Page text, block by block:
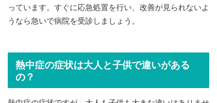
っています。すぐに応急処置を行い、改善が見られないよ
うなら急いで病院を受診しましょう。
熱中症の症状は大人と子供で違いがある
の？